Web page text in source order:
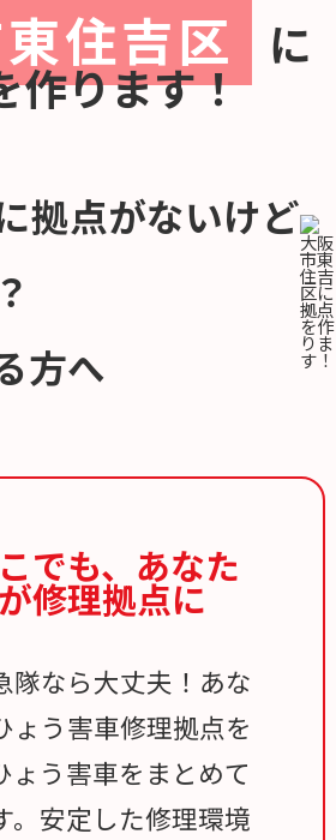
住吉区 に
作ります！
拠点がないけど
方へ
でも、 あなた
修理拠点に
隊なら大丈夫！あな
ょう害車修理拠点を
ょう害車をまとめて
。安定した修理環境